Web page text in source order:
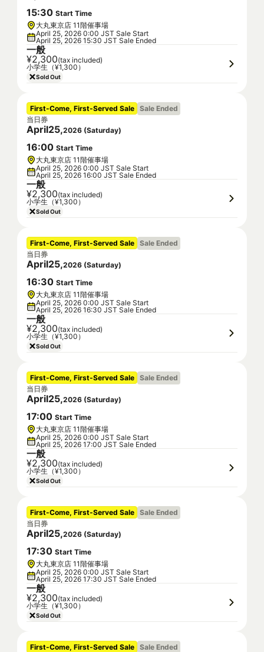
15:30 Start Time
大丸東京店 11階催事場
April 25, 2026 0:00 JST Sale Start
April 25, 2026 15:30 JST Sale Ended
一般
¥2,300(tax included)
小学生（¥1,300）
Sold Out
First-Come, First-Served Sale Sale Ended
当日券
April25,2026 (Saturday)
16:00 Start Time
大丸東京店 11階催事場
April 25, 2026 0:00 JST Sale Start
April 25, 2026 16:00 JST Sale Ended
一般
¥2,300(tax included)
小学生（¥1,300）
Sold Out
First-Come, First-Served Sale Sale Ended
当日券
April25,2026 (Saturday)
16:30 Start Time
大丸東京店 11階催事場
April 25, 2026 0:00 JST Sale Start
April 25, 2026 16:30 JST Sale Ended
一般
¥2,300(tax included)
小学生（¥1,300）
Sold Out
First-Come, First-Served Sale Sale Ended
当日券
April25,2026 (Saturday)
17:00 Start Time
大丸東京店 11階催事場
April 25, 2026 0:00 JST Sale Start
April 25, 2026 17:00 JST Sale Ended
一般
¥2,300(tax included)
小学生（¥1,300）
Sold Out
First-Come, First-Served Sale Sale Ended
当日券
April25,2026 (Saturday)
17:30 Start Time
大丸東京店 11階催事場
April 25, 2026 0:00 JST Sale Start
April 25, 2026 17:30 JST Sale Ended
一般
¥2,300(tax included)
小学生（¥1,300）
Sold Out
First-Come, First-Served Sale Sale Ended